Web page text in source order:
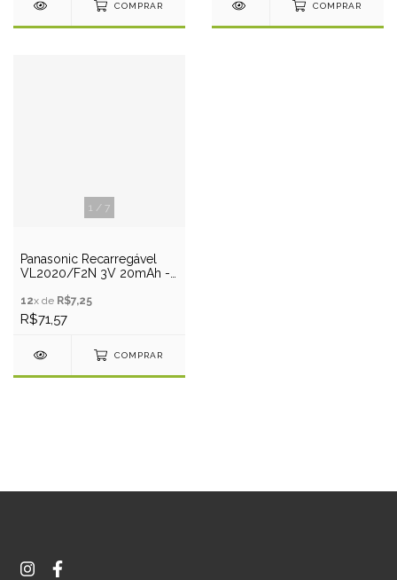
COMPRAR COMPRAR
1 / 7
Panasonic Recarregável
VL2020/F2N 3V 20mAh -
12x de R$7,25
R$71,57
COMPRAR